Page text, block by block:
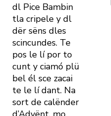
dl Pice Bambin
tla cripele y dl
dër sëns dles
scincundes. Te
pos le lí por to
cunt y ciamó plü
bel él sce zacai
te le lí dant. Na
sort de calënder